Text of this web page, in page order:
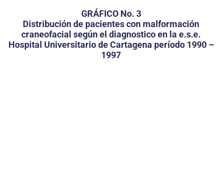
GRÁFICO No. 3
Distribución de pacientes con malformación
craneofacial según el diagnostico en la e.s.e.
Hospital Universitario de Cartagena período 1990 –
1997